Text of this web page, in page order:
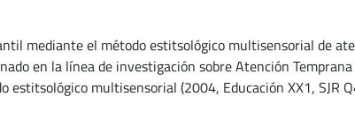
mediante el método estitsológico multisensorial de
en la línea de investigación sobre Atención
estitsológico multisensorial (2004, Educación XX1, SJR